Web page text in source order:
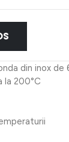
din inox de
la 200°C